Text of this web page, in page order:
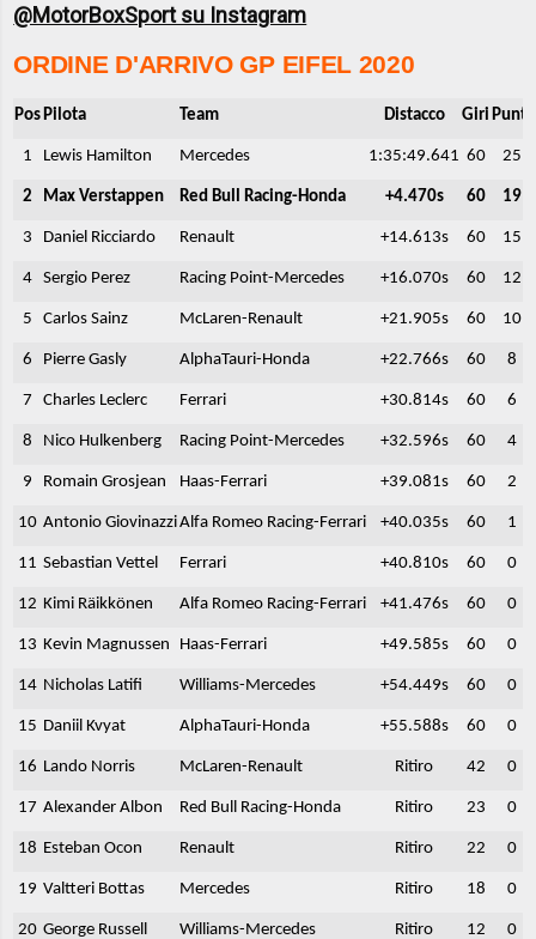
@MotorBoxSport su Instagram
ORDINE D'ARRIVO GP EIFEL 2020
Pos Pilota Team Distacco Giri Punti
1 Lewis Hamilton Mercedes 1:35:49.641 60 25
2 Max Verstappen Red Bull Racing-Honda +4.470s 60 19
3 Daniel Ricciardo Renault +14.613s 60 15
4 Sergio Perez Racing Point-Mercedes +16.070s 60 12
5 Carlos Sainz McLaren-Renault +21.905s 60 10
6 Pierre Gasly AlphaTauri-Honda +22.766s 60 8
7 Charles Leclerc Ferrari +30.814s 60 6
8 Nico Hulkenberg Racing Point-Mercedes +32.596s 60 4
9 Romain Grosjean Haas-Ferrari +39.081s 60 2
10 Antonio GiovinazziAlfa Romeo Racing-Ferrari +40.035s 60 1
11 Sebastian Vettel Ferrari +40.810s 60 0
12 Kimi Räikkönen Alfa Romeo Racing-Ferrari +41.476s 60 0
13 Kevin Magnussen Haas-Ferrari +49.585s 60 0
14 Nicholas Latifi Williams-Mercedes +54.449s 60 0
15 Daniil Kvyat AlphaTauri-Honda +55.588s 60 0
16 Lando Norris McLaren-Renault Ritiro 42 0
17 Alexander Albon Red Bull Racing-Honda Ritiro 23 0
18 Esteban Ocon Renault Ritiro 22 0
19 Valtteri Bottas Mercedes Ritiro 18 0
20 George Russell Williams-Mercedes Ritiro 12 0